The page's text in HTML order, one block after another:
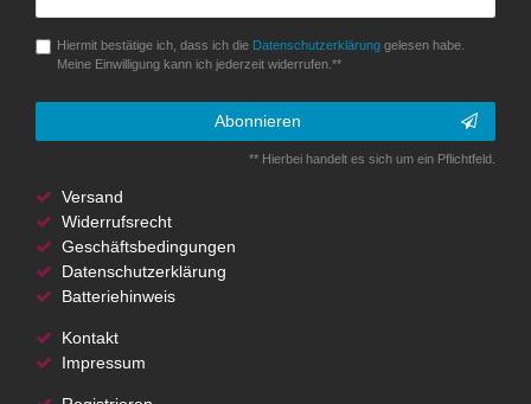
Hiermit bestätige ich, dass ich die Daten­schutz­erklärunggelesen habe.
Meine Einwilligung kann ich jederzeit widerrufen.**
Abonnieren
** Hierbei handelt es sich um ein Pflichtfeld.
Versand
Widerrufsrecht
Geschäftsbedingungen
Datenschutzerklärung
Batteriehinweis
Kontakt
Impressum